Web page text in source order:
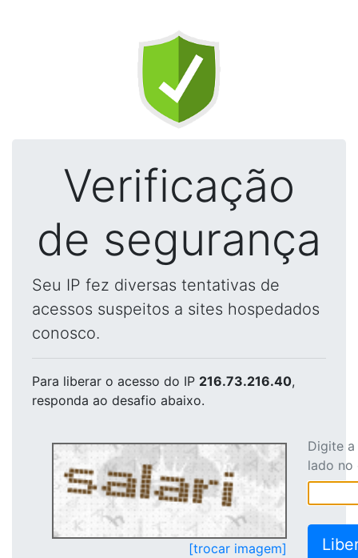
Verificação
de segurança
Seu IP fez diversas tentativas de
acessos suspeitos a sites hospedados
conosco.
Para liberar o acesso do IP 216.73.216.40,
responda ao desafio abaixo.
[trocar imagem]
Digite
lado no